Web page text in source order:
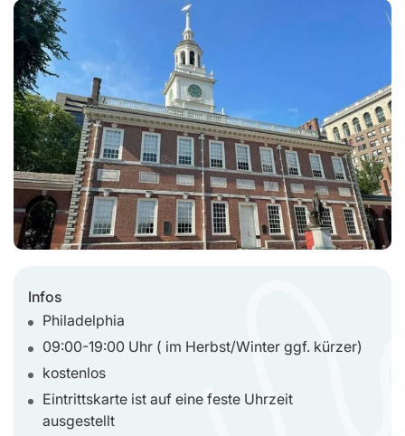
Infos
Philadelphia
09:00-19:00 Uhr ( im Herbst/Winter ggf. kürzer)
kostenlos
Eintrittskarte ist auf eine feste Uhrzeit
ausgestellt